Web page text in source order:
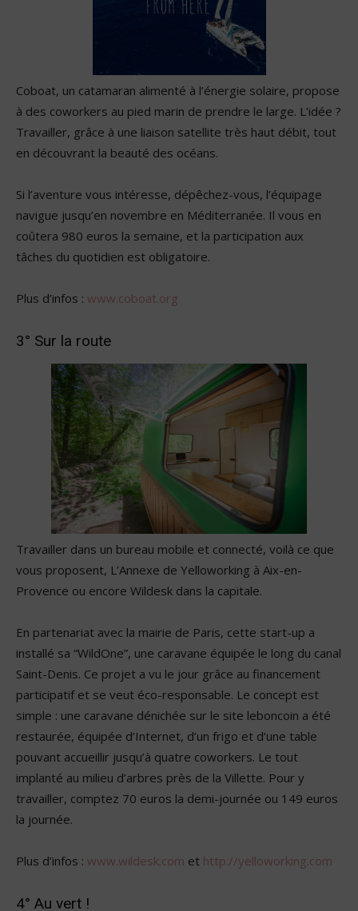
Coboat, un catamaran alimenté à l’énergie solaire, propose
à des coworkers au pied marin de prendre le large. L’idée ?
Travailler, grâce à une liaison satellite très haut débit, tout
en découvrant la beauté des océans.
Si l’aventure vous intéresse, dépêchez-vous, l’équipage
navigue jusqu’en novembre en Méditerranée. Il vous en
coûtera 980 euros la semaine, et la participation aux
tâches du quotidien est obligatoire.
Plus d’infos : www.coboat.org
3° Sur la route
Travailler dans un bureau mobile et connecté, voilà ce que
vous proposent, L’Annexe de Yelloworking à Aix-en-
Provence ou encore Wildesk dans la capitale.
En partenariat avec la mairie de Paris, cette start-up a
installé sa “WildOne”, une caravane équipée le long du canal
Saint-Denis. Ce projet a vu le jour grâce au financement
participatif et se veut éco-responsable. Le concept est
simple : une caravane dénichée sur le site leboncoin a été
restaurée, équipée d’Internet, d’un frigo et d’une table
pouvant accueillir jusqu’à quatre coworkers. Le tout
implanté au milieu d’arbres près de la Villette. Pour y
travailler, comptez 70 euros la demi-journée ou 149 euros
la journée.
Plus d’infos : www.wildesk.com et http://yelloworking.com
4° Au vert !